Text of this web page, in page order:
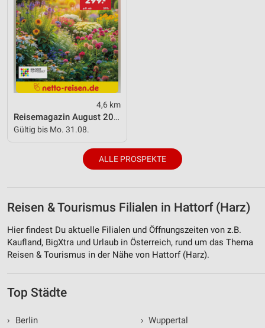
4,6 km
Reisemagazin August 2026
Gültig bis Mo. 31.08.
ALLE PROSPEKTE
Reisen & Tourismus Filialen in Hattorf (Harz)
Hier findest Du aktuelle Filialen und Öffnungszeiten von z.B.
Kaufland, BigXtra und Urlaub in Österreich, rund um das Thema
Reisen & Tourismus in der Nähe von Hattorf (Harz).
Top Städte
›
Berlin
› Wuppertal
Messung der Werbeleistung
Messung der Performance von Inhalten
Analyse von Zielgruppen durch Statistiken oder
Kombinationen von Daten aus verschiedenen
Quellen
Entwicklung und Verbesserung der Angebote
Verwendung reduzierter Daten zur Auswahl von
Geräte anhand von aktiv angeforderten
Informationen identifizieren
Nicht-IAB-Verarbeitungszwecke:
Notwendig
Funktional
Werbung